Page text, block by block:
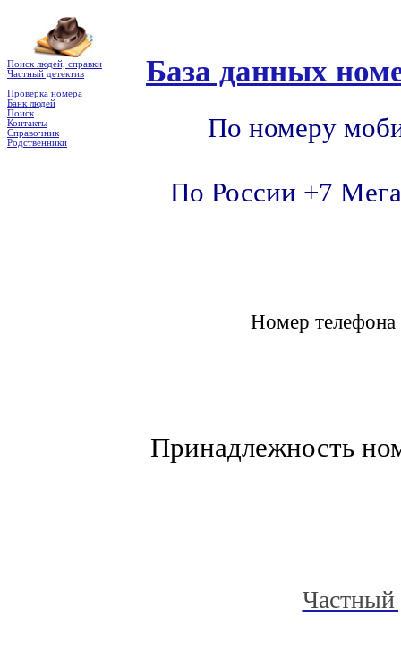
Поиск людей, справки
Частный детектив
Проверка номера
Банк людей
Поиск
Контакты
Справочник
Родственники
База данных
По номеру
По России +7
Номер
Принадлежность
Частный